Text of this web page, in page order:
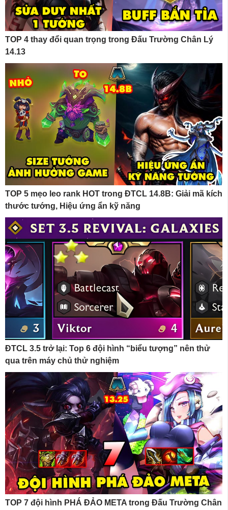
TOP 4 thay đổi quan trọng trong Đấu Trường Chân Lý
14.13
TOP 5 mẹo leo rank HOT trong ĐTCL 14.8B: Giải mã kích
thước tướng, Hiệu ứng ẩn kỹ năng
ĐTCL 3.5 trở lại: Top 6 đội hình “biểu tượng” nên thử
qua trên máy chủ thử nghiệm
TOP 7 đội hình PHÁ ĐẢO META trong Đấu Trường Chân